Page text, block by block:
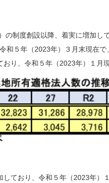
の制度創設以降、着実に増加し
和５年（2023年）３月末現在
おり、令和５年（2023年）１月
ており、令和５年（2023年）